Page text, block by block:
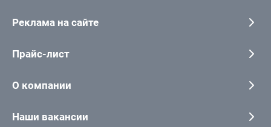
Реклама на сайте
Прайс-лист
О компании
Наши вакансии